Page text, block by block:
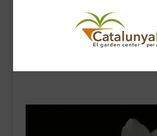
SÍGUENOS EN: